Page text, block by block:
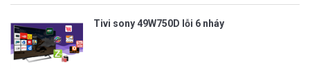
Tivi sony 49W750D lỗi 6 nháy